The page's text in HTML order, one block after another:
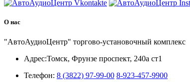
О нас
"АвтоАудиоЦентр" торгово-установочный комплекс
Адрес:Томск, Фрунзе проспект, 240а ст1
Телефон: 8 (3822) 97-99-00 8-923-457-9900